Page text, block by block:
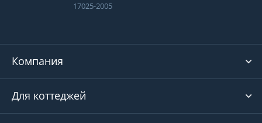
17025-2005
Компания
Для коттеджей